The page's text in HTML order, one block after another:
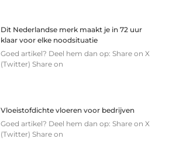
Dit Nederlandse merk maakt je in 72 uur
klaar voor elke noodsituatie
Goed artikel? Deel hem dan op: Share on X
(Twitter) Share on
Vloeistofdichte vloeren voor bedrijven
Goed artikel? Deel hem dan op: Share on X
(Twitter) Share on